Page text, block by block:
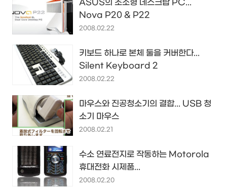
ASUS의 초소형 데스크탑 PC...
Nova P20 & P22
2008.02.22
키보드 하나로 본체 둘을 커버한다...
Silent Keyboard 2
2008.02.22
마우스와 진공청소기의 결합... USB 청
소기 마우스
2008.02.21
수소 연료전지로 작동하는 Motorola
휴대전화 시제품...
2008.02.20